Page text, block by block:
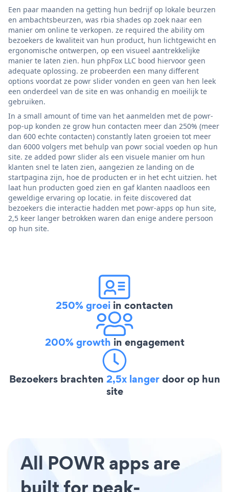
Een paar maanden na getting hun bedrijf op lokale beurzen
en ambachtsbeurzen, was rbia shades op zoek naar een
manier om online te verkopen. ze required the ability om
bezoekers de kwaliteit van hun product, hun lichtgewicht en
ergonomische ontwerpen, op een visueel aantrekkelijke
manier te laten zien. hun phpFox LLC bood hiervoor geen
adequate oplossing. ze probeerden een many different
options voordat ze powr slider vonden en geen van hen leek
een onderdeel van de site en was onhandig en moeilijk te
gebruiken.
In a small amount of time van het aanmelden met de powr-
pop-up konden ze grow hun contacten meer dan 250% (meer
dan 600 echte contacten) constantly laten groeien tot meer
dan 6000 volgers met behulp van powr social voeden op hun
site. ze added powr slider als een visuele manier om hun
klanten snel te laten zien, aangezien ze landing on de
startpagina zijn, hoe de producten er in het echt uitzien. het
laat hun producten goed zien en gaf klanten naadloos een
geweldige ervaring op locatie. in feite discovered dat
bezoekers die interactie hadden met powr-apps op hun site,
2,5 keer langer betrokken waren dan enige andere persoon
op hun site.
250% groei in contacten
200% growth in engagement
Bezoekers brachten 2,5x langerdoor op hun
site
All POWR apps are